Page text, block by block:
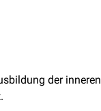
der inneren